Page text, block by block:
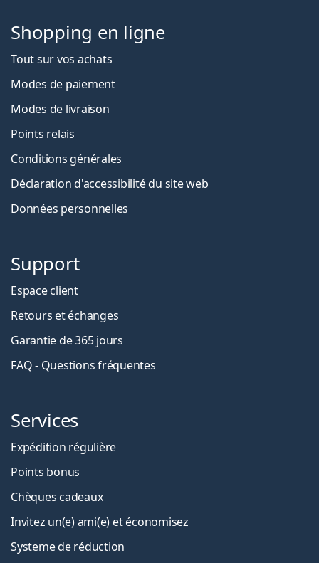
Shopping en ligne
Tout sur vos achats
Modes de paiement
Modes de livraison
Points relais
Conditions générales
Déclaration d'accessibilité du site web
Données personnelles
Support
Espace client
Retours et échanges
Garantie de 365 jours
FAQ - Questions fréquentes
Services
Expédition régulière
Points bonus
Chèques cadeaux
Invitez un(e) ami(e) et économisez
Systeme de réduction